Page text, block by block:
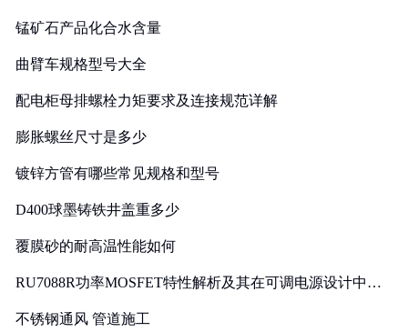
锰矿石产品化合水含量
曲臂车规格型号大全
配电柜母排螺栓力矩要求及连接规范详解
膨胀螺丝尺寸是多少
镀锌方管有哪些常见规格和型号
D400球墨铸铁井盖重多少
覆膜砂的耐高温性能如何
RU7088R功率MOSFET特性解析及其在可调电源设计中的
不锈钢通风 管道施工